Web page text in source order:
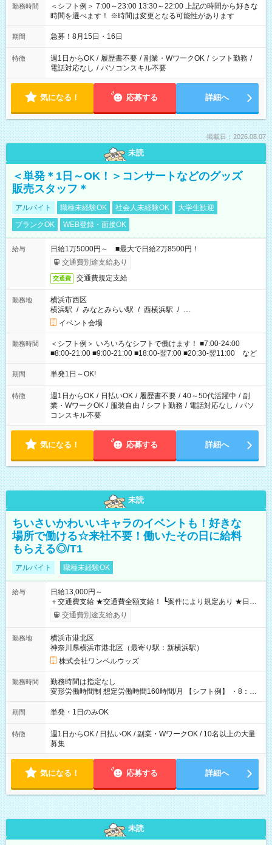
勤務時間
＜シフト例＞ 7:00～23:00 13:30～22:00 上記の時間から好きな
時間を選べます！ ※時間は変更となる可能性があります
期間 急募！8月15日・16日
特徴 週1日からOK / 履歴書不要 / 副業・WワークOK / シフト勤務 /
電話対応なし / パソコンスキル不要
気になる！ 応募する 詳細へ
掲載日：2026.08.07
未読
＜単発＊1日～OK！＞コンサートなどのグッズ
販売スタッフ＊
アルバイト 職種未経験OK 社会人未経験OK
大学生歓迎
ブランクOK
WEB登録・面接OK
給与
日給1万5000円～ ■最大で日給2万8500円！
交通費別途支給あり
交通費 交通費規定支給
勤務地
横浜市西区
横浜駅 / みなとみらい駅 / 西横浜駅 / …
イベント会場
勤務時間
＜シフト例＞ いろいろなシフトで働けます！ ■7:00-24:00
■8:00-21:00 ■9:00-21:00 ■18:00-翌7:00 ■20:30-翌11:00 など
期間 単発1日～OK!
特徴 週1日からOK / 日払いOK / 履歴書不要 / 40～50代活躍中 / 副
業・WワークOK / 服装自由 / シフト勤務 / 電話対応なし / パソ
コンスキル不要
気になる！ 応募する 詳細へ
未読
ちいさいかわいいキャラのイベントも！好きな
場所で働ける☆来社不要！働いたその日に給料
もらえる◎/T1
アルバイト 職種未経験OK
給与
日給13,000円～
＋交通費支給 ★交通費全額支給！ ┗案件により規定あり ★日払
いOK！（規定あり） ┗働いたその日に現金GET♪ お仕事後はコ
ンビニATMから 日払い分を引き落とせます！ 【試用期間】試
交通費別途支給あり
勤務地
横浜市港北区
神奈川県横浜市港北区（最寄り駅：新横浜駅）
株式会社ワンベルウッズ
勤務時間
勤務時間は指定なし
変形労働時間制 想定労働時間160時間/月 【シフト例】 ・8：00
～21：00
期間 単発・1日のみOK
特徴
週1日からOK / 日払いOK / 副業・WワークOK / 10名以上の大量
募集
気になる！ 応募する 詳細へ
未読